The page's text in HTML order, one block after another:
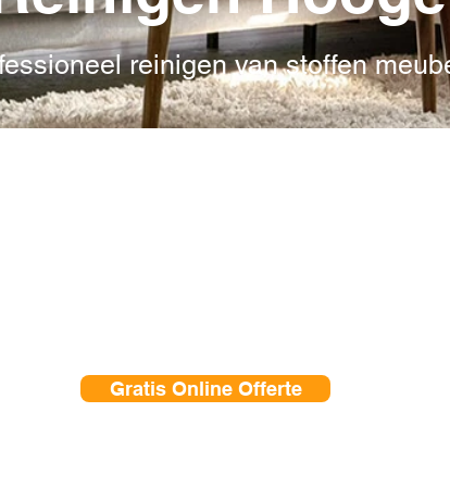
reinigen van stoffen
Gratis Online Offerte